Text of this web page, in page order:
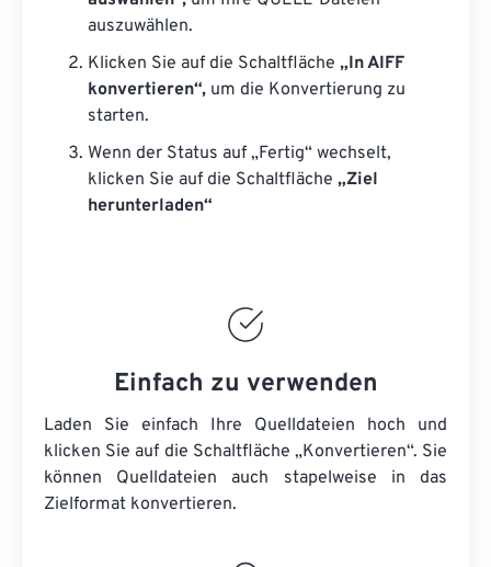
auszuwählen.
Klicken Sie auf die Schaltfläche „In AIFF
konvertieren“, um die Konvertierung zu
starten.
Wenn der Status auf „Fertig“ wechselt,
klicken Sie auf die Schaltfläche „Ziel
herunterladen“
Einfach zu verwenden
Laden Sie einfach Ihre Quelldateien hoch und
klicken Sie auf die Schaltfläche „Konvertieren“. Sie
können Quelldateien auch stapelweise in das
Zielformat konvertieren.